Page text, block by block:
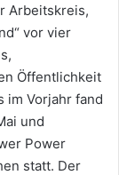
Arbeitskreis,
vor vier
Öffentlichkeit
im Vorjahr fand
und
Power
statt. Der